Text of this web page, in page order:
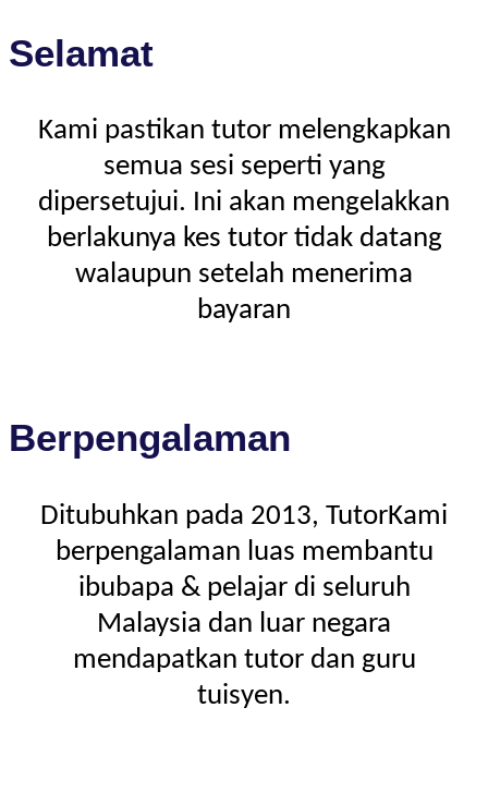
Selamat
Kami pastikan tutor melengkapkan
semua sesi seperti yang
dipersetujui. Ini akan mengelakkan
berlakunya kes tutor tidak datang
walaupun setelah menerima
bayaran
Berpengalaman
Ditubuhkan pada 2013, TutorKami
berpengalaman luas membantu
ibubapa & pelajar di seluruh
Malaysia dan luar negara
mendapatkan tutor dan guru
tuisyen.